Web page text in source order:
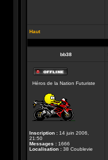
Haut
bb38
ligne
Héros de la Nation Futuriste
Inscription : 14 juin 2006,
21:50
Messages : 1666
Localisation : 38 Coublevie